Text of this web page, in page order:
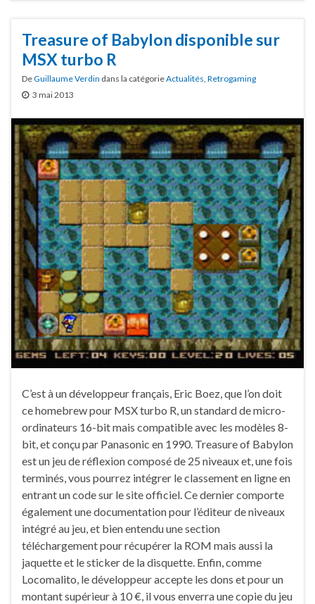
Treasure of Babylon disponible sur
MSX turbo R
DeGuillaume Verdin dans la catégorieActualités, Retrogaming
3 mai 2013
C’est à un développeur français, Eric Boez, que l’on doit
ce homebrew pour MSX turbo R, un standard de micro-
ordinateurs 16-bit mais compatible avec les modèles 8-
bit, et conçu par Panasonic en 1990. Treasure of Babylon
est un jeu de réflexion composé de 25 niveaux et, une fois
terminés, vous pourrez intégrer le classement en ligne en
entrant un code sur le site officiel. Ce dernier comporte
également une documentation pour l’éditeur de niveaux
intégré au jeu, et bien entendu une section
téléchargement pour récupérer la ROM mais aussi la
jaquette et le sticker de la disquette. Enfin, comme
Locomalito, le développeur accepte les dons et pour un
montant supérieur à 10 €, il vous enverra une copie du jeu